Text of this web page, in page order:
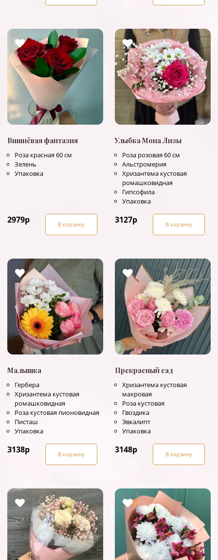
Вишнёвая фантазия
Роза красная 60 см
Зелень
Упаковка
2979р В корзину
Улыбка Мона Лизы
Роза розовая 60 см
Альстромерия
Хризантема кустовая
ромашковидная
Гипсофила
Упаковка
3127р В корзину
Малышка
Гербера
Хризантема кустовая
ромашковидная
Роза кустовая пионовидная
Писташ
Упаковка
3138р В корзину
Прекрасный сад
Хризантема кустовая
махровая
Роза кустовая
Гвоздика
Эвкалипт
Упаковка
3148р В корзину